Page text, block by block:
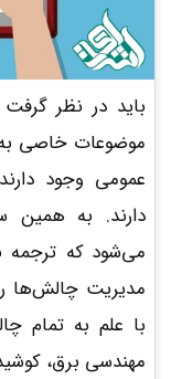
باید در نظر
موضوعات خاصی به
عمومی وجود
دارند. به همین
می‌شود که
مدیریت چالش‌ها
با علم به تمام
مهندسی برق،